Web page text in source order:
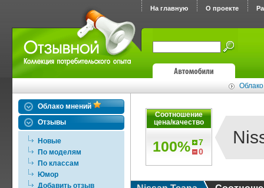
На главную О проекте
Облако мнений
Отзывы
Новые
По моделям
По классам
Юмор
Добавить отзыв
Соотношение
цена/качество
100%
7
0